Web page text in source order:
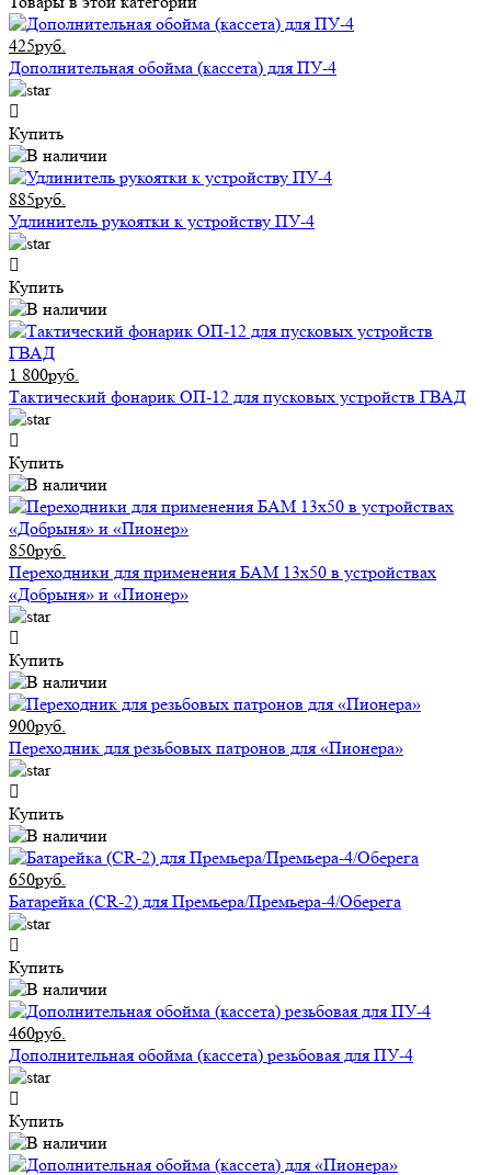
425руб.
Дополнительная обойма (кассета) для ПУ-4
Купить
885руб.
Удлинитель рукоятки к устройству ПУ-4
Купить
1 800руб.
Тактический фонарик ОП-12 для пусковых устройств ГВАД
Купить
850руб.
Переходники для применения БАМ 13x50 в устройствах
«Добрыня» и «Пионер»
Купить
900руб.
Переходник для резьбовых патронов для «Пионера»
Купить
650руб.
Батарейка (CR-2) для Премьера/Премьера-4/Оберега
Купить
460руб.
Дополнительная обойма (кассета) резьбовая для ПУ-4
Купить